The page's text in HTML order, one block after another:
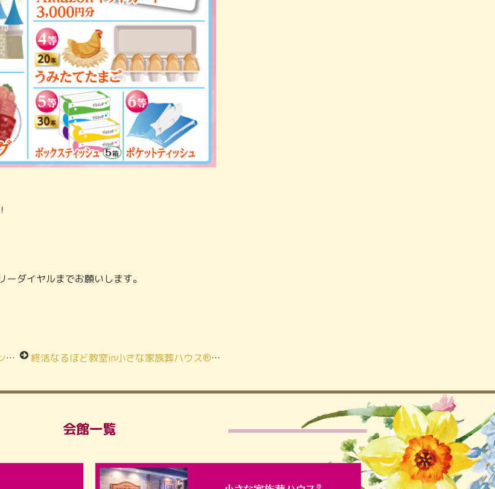
ダイヤルまでお願いします。
終活なるほど教室in小さな家族葬ハウス®上鶴間
会館一覧